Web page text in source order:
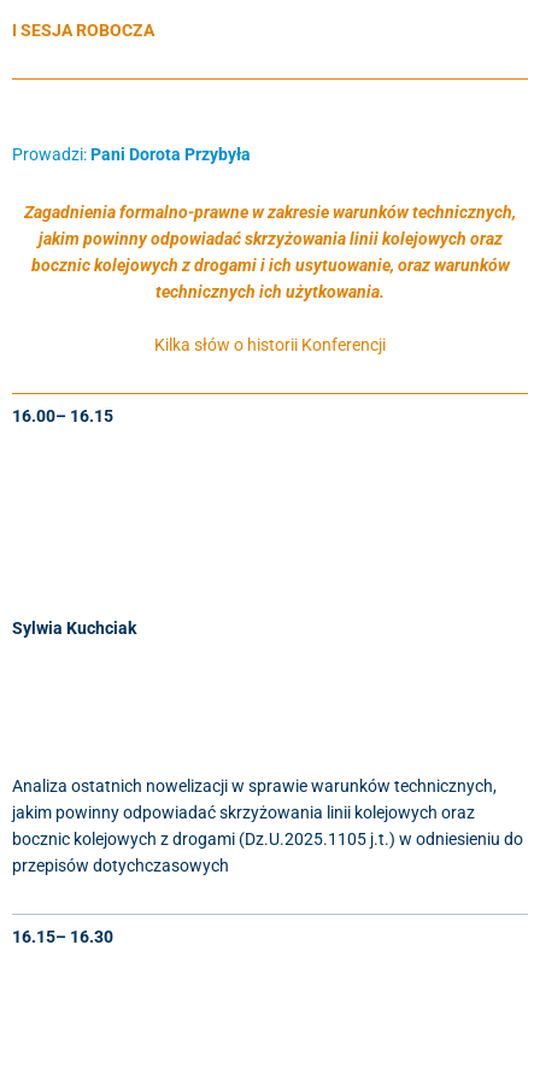
I SESJA ROBOCZA
Prowadzi:Pani Dorota Przybyła
Zagadnienia formalno-prawne w zakresie warunków technicznych,
jakim powinny odpowiadać skrzyżowania linii kolejowych oraz
bocznic kolejowych z drogami i ich usytuowanie, oraz warunków
technicznych ich użytkowania.
Kilka słów o historii Konferencji
16.00– 16.15
Sylwia Kuchciak
Analiza ostatnich nowelizacji w sprawie warunków technicznych,
jakim powinny odpowiadać skrzyżowania linii kolejowych oraz
bocznic kolejowych z drogami (Dz.U.2025.1105 j.t.) w odniesieniu do
przepisów dotychczasowych
16.15– 16.30